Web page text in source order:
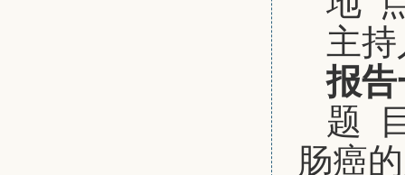
主
报
题
肠癌